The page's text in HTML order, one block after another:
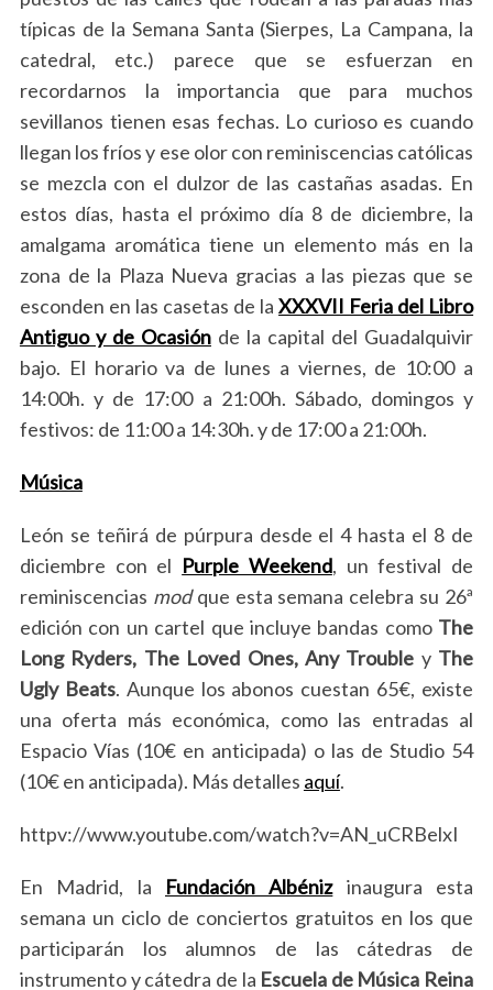
típicas de la Semana Santa (Sierpes, La Campana, la
catedral, etc.) parece que se esfuerzan en
recordarnos la importancia que para muchos
sevillanos tienen esas fechas. Lo curioso es cuando
llegan los fríos y ese olor con reminiscencias católicas
se mezcla con el dulzor de las castañas asadas. En
estos días, hasta el próximo día 8 de diciembre, la
amalgama aromática tiene un elemento más en la
zona de la Plaza Nueva gracias a las piezas que se
esconden en las casetas de laXXXVII Feria del Libro
Antiguo y de Ocasiónde la capital del Guadalquivir
bajo. El horario va de lunes a viernes, de 10:00 a
14:00h. y de 17:00 a 21:00h. Sábado, domingos y
festivos: de 11:00 a 14:30h. y de 17:00 a 21:00h.
Música
León se teñirá de púrpura desde el 4 hasta el 8 de
diciembre con el Purple Weekend, un festival de
reminiscencias modque esta semana celebra su 26ª
edición con un cartel que incluye bandas como The
Long Ryders, The Loved Ones, Any Trouble yThe
Ugly Beats. Aunque los abonos cuestan 65€, existe
una oferta más económica, como las entradas al
Espacio Vías (10€ en anticipada) o las de Studio 54
(10€ en anticipada). Más detalles aquí.
httpv://www.youtube.com/watch?v=AN_uCRBelxI
En Madrid, la Fundación Albénizinaugura esta
semana un ciclo de conciertos gratuitos en los que
participarán los alumnos de las cátedras de
instrumento y cátedra de la Escuela de Música Reina
S